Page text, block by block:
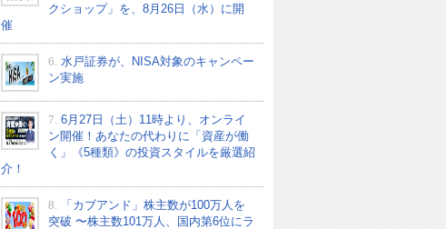
クショップ」を、8月26日（水）に開
催
6. 水戸証券が、NISA対象のキャンペー
ン実施
7. 6月27日（土）11時より、オンライ
ン開催！あなたの代わりに「資産が働
く」《5種類》の投資スタイルを厳選紹
介！
8.
「カブアンド」株主数が100万人を
突破 〜株主数101万人、国内第6位にラ